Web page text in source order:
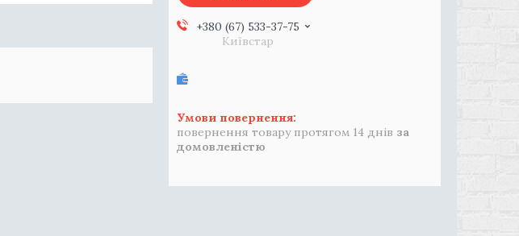
+380 (67) 533-37-75
Київстар
повернення товару протягом 14 днів за
домовленістю